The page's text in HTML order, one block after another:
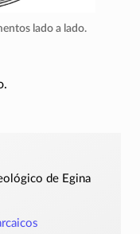
lado a lado.
de Egina